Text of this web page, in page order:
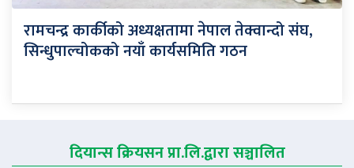
रामचन्द्र कार्कीको अध्यक्षतामा नेपाल तेक्वान्दो संघ,
सिन्धुपाल्चोकको नयाँ कार्यसमिति गठन
दियान्स क्रियसन प्रा.लि.द्वारा सञ्चालित